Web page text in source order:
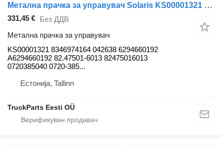
Метална прачка за управувач Solaris KS00001321 за автобус Solaris Urbino, Alpino, Vacanza (1999-)
331,45 € Без ДДВ
Метална прачка за управувач
KS00001321 8346974164 042638 6294660192
A6294660192 82.47501-6013 82475016013
0720385040 0720-385...
Естонија, Tallinn
TruckParts Eesti OÜ